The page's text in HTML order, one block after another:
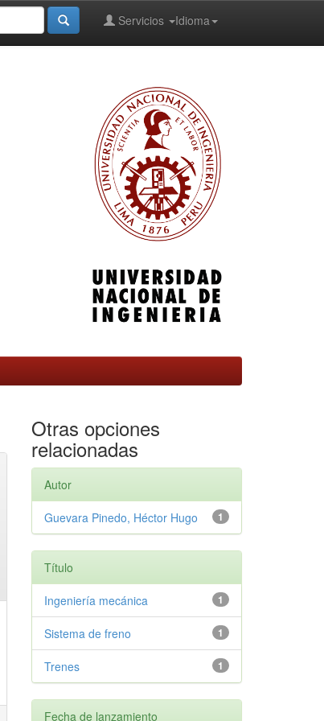
Idioma
Servicios
Otras opciones
relacionadas
Autor
1
Guevara Pinedo, Héctor Hugo
Título
1
Ingeniería mecánica
1
Sistema de freno
1
Trenes
Fecha de lanzamiento